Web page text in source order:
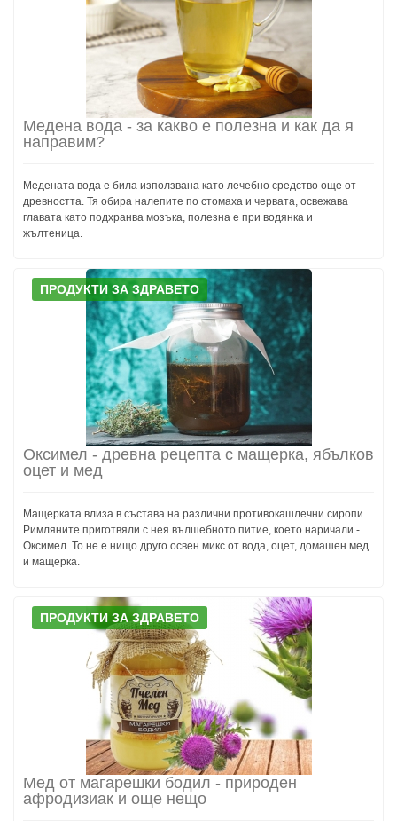
Медена вода - за какво е полезна и как да я
направим?
Медената вода е била използвана като лечебно средство още от
древността. Тя обира налепите по стомаха и червата, освежава
главата като подхранва мозъка, полезна е при водянка и
жълтеница.
ПРОДУКТИ ЗА ЗДРАВЕТО
Оксимел - древна рецепта с мащерка, ябълков
оцет и мед
Мащерката влиза в състава на различни противокашлечни сиропи.
Римляните приготвяли с нея вълшебното питие, което наричали -
Оксимел. То не е нищо друго освен микс от вода, оцет, домашен мед
и мащерка.
ПРОДУКТИ ЗА ЗДРАВЕТО
Мед от магарешки бодил - природен
афродизиак и още нещо